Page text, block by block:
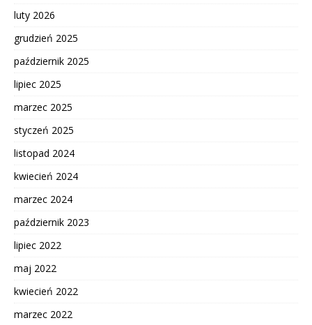
luty 2026
grudzień 2025
październik 2025
lipiec 2025
marzec 2025
styczeń 2025
listopad 2024
kwiecień 2024
marzec 2024
październik 2023
lipiec 2022
maj 2022
kwiecień 2022
marzec 2022